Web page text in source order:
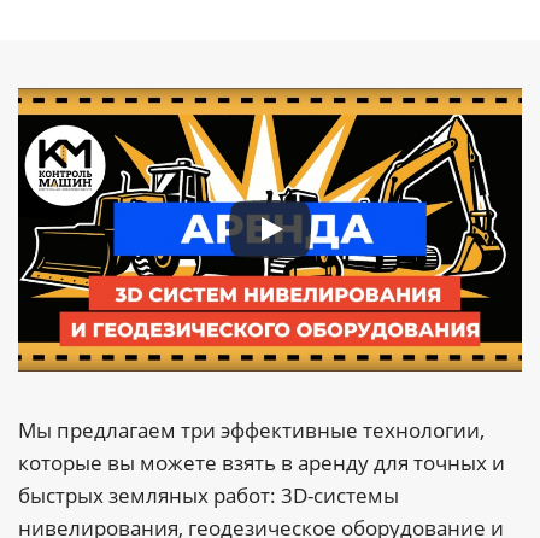
Мы предлагаем три эффективные технологии,
которые вы можете взять в аренду для точных и
быстрых земляных работ: 3D-системы
нивелирования, геодезическое оборудование и